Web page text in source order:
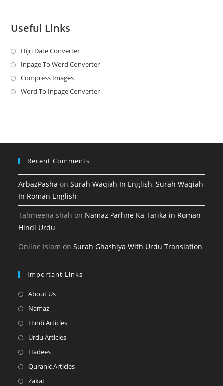
Useful Links
Hijri Date ConverterOpens
in
new
Inpage To Word ConverterOpens
a
Compress ImagesOpens
in
Word To Inpage ConverterOpens
tab
Recent Comments
ArbazPasha onSurah Waqiah In English, Surah Waqiah
In Roman English
Tahmeena shah on Namaz Parhne Ka Tarika in Roman
Hindi Urdu
Online Islam onSurah Ghashiya With Urdu Translation
Important Links
About UsOpens
a
NamazOpens
in
Hindi ArticlesOpens
Urdu ArticlesOpens
a
HadeesOpens
in
Quranic ArticlesOpens
ZakatOpens